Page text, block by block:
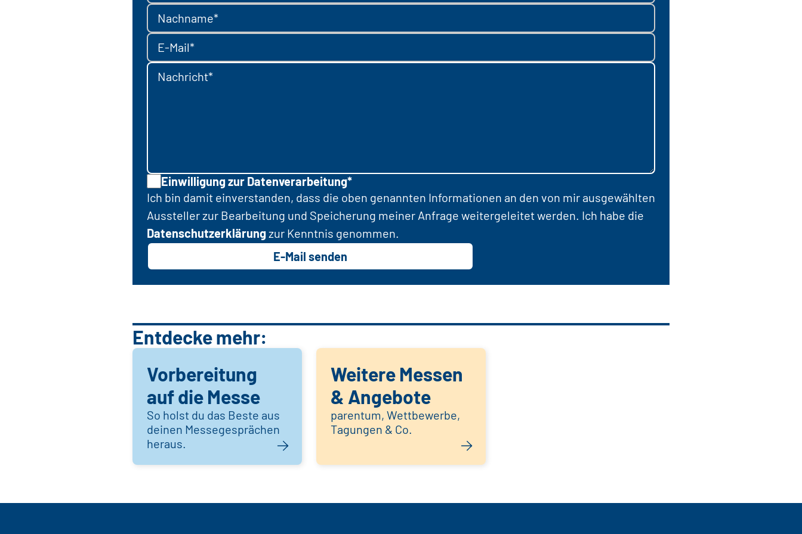
Nachname*
E-Mail*
Nachricht*
Einwilligung zur Datenverarbeitung*
Ich bin damit einverstanden, dass die oben genannten Informationen an den von mir ausgewählten
Aussteller zur Bearbeitung und Speicherung meiner Anfrage weitergeleitet werden. Ich habe die
Datenschutzerklärungzur Kenntnis genommen.
E-Mail senden
Entdecke mehr:
Vorbereitung
auf die Messe
So holst du das Beste aus
deinen Messegesprächen
heraus.
Weitere Messen
& Angebote
parentum, Wettbewerbe,
Tagungen & Co.